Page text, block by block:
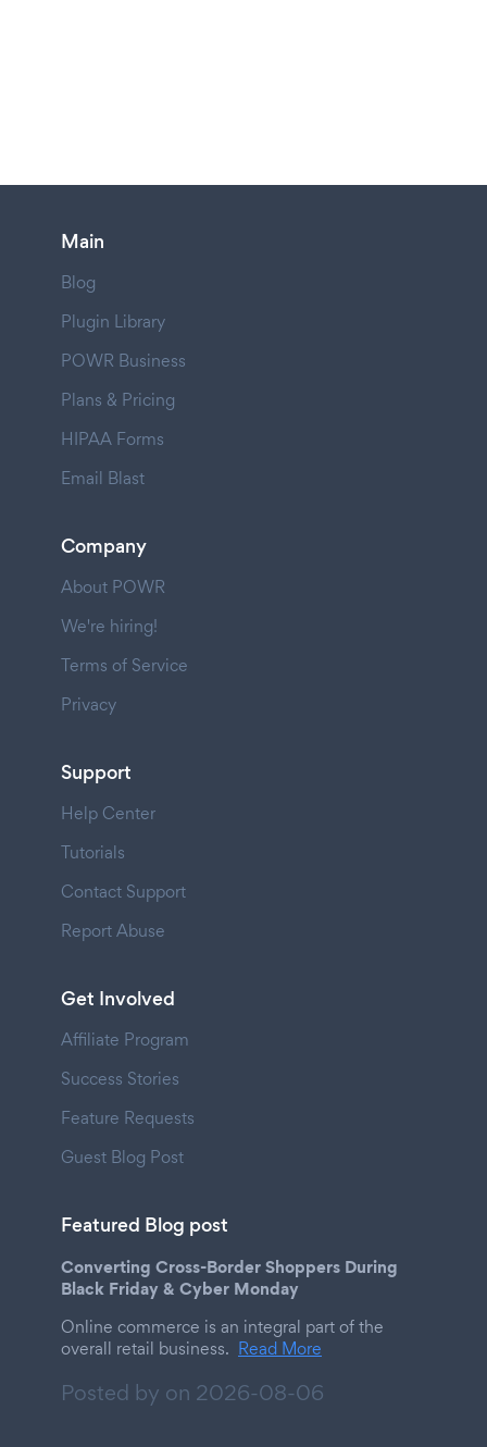
Main
Blog
Plugin Library
POWR Business
Plans & Pricing
HIPAA Forms
Email Blast
Company
About POWR
We're hiring!
Terms of Service
Privacy
Support
Help Center
Tutorials
Contact Support
Report Abuse
Get Involved
Affiliate Program
Success Stories
Feature Requests
Guest Blog Post
Featured Blog post
Converting Cross-Border Shoppers During
Black Friday & Cyber Monday
Online commerce is an integral part of the
overall retail business. Read More
Posted by on 2026-08-06